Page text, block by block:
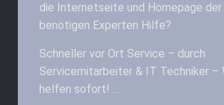
die Internetseite und Homepage der
benötigen Experten Hilfe?
Schneller vor Ort Service – durch
Servicemitarbeiter & IT Techniker –
helfen sofort! …